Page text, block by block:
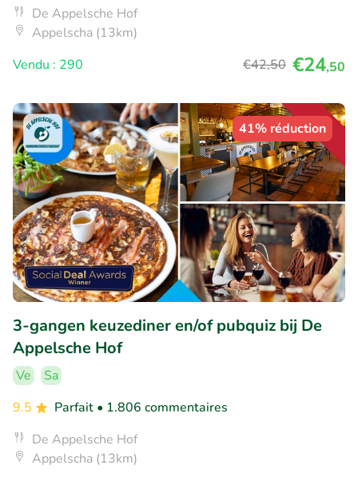
De Appelsche Hof
Appelscha (13km)
Vendu : 290
€42,50 €24,50
41% réduction
3-gangen keuzediner en/of pubquiz bij De
Appelsche Hof
Ve
Sa
9.5
Parfait • 1.806 commentaires
De Appelsche Hof
Appelscha (13km)